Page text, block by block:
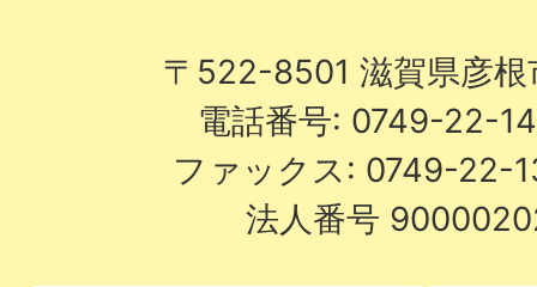
〒522-8501 滋賀県彦
電話番号: 0749-22-
ファックス: 0749-22-
法人番号